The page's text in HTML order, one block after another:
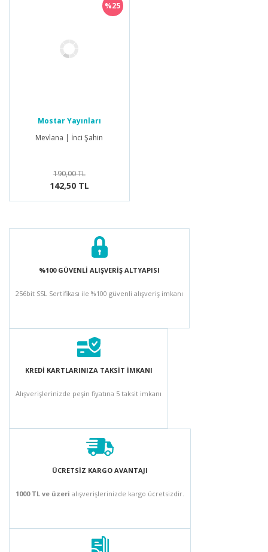
%25
Mostar Yayınları
Mevlana | İnci Şahin
190,00 TL
142,50 TL
%100 GÜVENLİ ALIŞVERİŞ ALTYAPISI
256bit SSL Sertifikası ile %100 güvenli alışveriş imkanı
KREDİ KARTLARINIZA TAKSİT İMKANI
Alışverişlerinizde peşin fiyatına 5 taksit imkanı
ÜCRETSİZ KARGO AVANTAJI
1000 TL ve üzeri alışverişlerinizde kargo ücretsizdir.